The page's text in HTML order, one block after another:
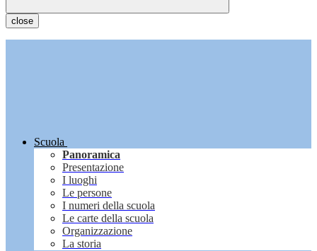
close
Scuola
Panoramica
Presentazione
I luoghi
Le persone
I numeri della scuola
Le carte della scuola
Organizzazione
La storia